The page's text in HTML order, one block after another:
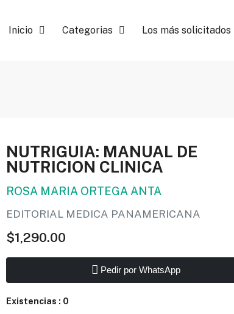
Inicio Categorias Los más solicitados
NUTRIGUIA: MANUAL DE
NUTRICION CLINICA
ROSA MARIA ORTEGA ANTA
EDITORIAL MEDICA PANAMERICANA
$1,290.00
Pedir por WhatsApp
Existencias : 0